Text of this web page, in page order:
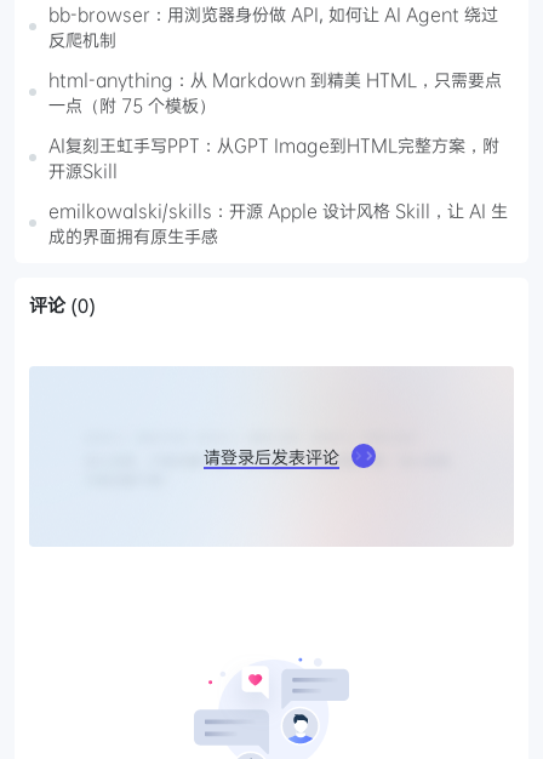
bb-browser：用浏览器身份做 API, 如何让 AI Agent 绕过
反爬机制
html-anything：从 Markdown 到精美 HTML，只需要点
一点（附 75 个模板）
AI复刻王虹手写PPT：从GPT Image到HTML完整方案，附
开源Skill
emilkowalski/skills：开源 Apple 设计风格 Skill，让 AI 生
成的界面拥有原生手感
评论 (0)
请登录后发表评论